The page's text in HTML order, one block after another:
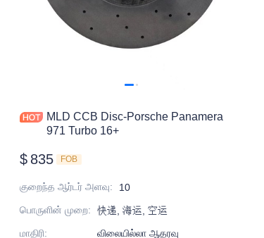
MLD CCB Disc-Porsche Panamera
971 Turbo 16+
$ 835 FOB
குறைந்த ஆர்டர் அளவு:
10
பொருளின் முறை:
快递, 海运, 空运
மாதிரி:
விலையில்லா ஆதரவு